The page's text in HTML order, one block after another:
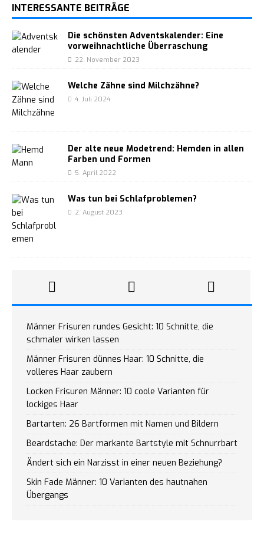
INTERESSANTE BEITRÄGE
Die schönsten Adventskalender: Eine
vorweihnachtliche Überraschung
22. November 2023
Welche Zähne sind Milchzähne?
4. Juli 2024
Der alte neue Modetrend: Hemden in allen
Farben und Formen
5. April 2022
Was tun bei Schlafproblemen?
2. August 2023
Männer Frisuren rundes Gesicht: 10 Schnitte, die
schmaler wirken lassen
Männer Frisuren dünnes Haar: 10 Schnitte, die
volleres Haar zaubern
Locken Frisuren Männer: 10 coole Varianten für
lockiges Haar
Bartarten: 26 Bartformen mit Namen und Bildern
Beardstache: Der markante Bartstyle mit Schnurrbart
Ändert sich ein Narzisst in einer neuen Beziehung?
Skin Fade Männer: 10 Varianten des hautnahen
Übergangs